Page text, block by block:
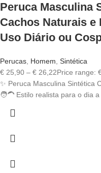
Peruca Masculina
Cachos Naturais e
Uso Diário ou
Perucas Homem Sintética
€ 25,90 – € 26,22Price range:
✨ Peruca Masculina Sintética
🧑‍🦱 Estilo realista para o dia a